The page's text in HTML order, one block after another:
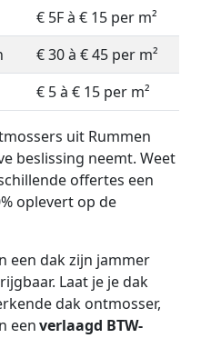
€ 5F à € 15 per m²
€ 30 à € 45 per m²
€ 5 à € 15 per m²
uit Rummen
beslissing neemt. Weet
offertes een
oplevert op de
een dak zijn jammer
Laat je je dak
dak ontmosser,
eenverlaagd BTW-